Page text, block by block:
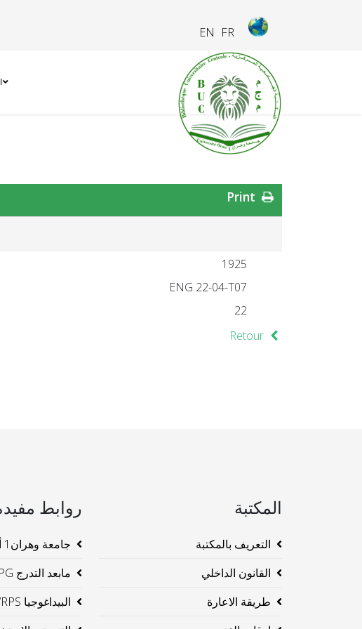
FR
EN
1925
ENG 22-04-T07
22
Retour
المكتبة
التعريف بالمكتبة
القانون الداخلي
طريقة الاعارة
روابط
جامعة وهران1 أحمد بن بلة
مابعد التدرج VRPG
البيداغوجيا VRPS